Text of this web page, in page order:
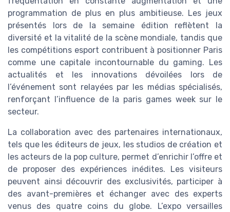
programmation de plus en plus ambitieuse. Les jeux
présentés lors de la semaine édition reflètent la
diversité et la vitalité de la scène mondiale, tandis que
les compétitions esport contribuent à positionner Paris
comme une capitale incontournable du gaming. Les
actualités et les innovations dévoilées lors de
l’événement sont relayées par les médias spécialisés,
renforçant l’influence de la paris games week sur le
secteur.
La collaboration avec des partenaires internationaux,
tels que les éditeurs de jeux, les studios de création et
les acteurs de la pop culture, permet d’enrichir l’offre et
de proposer des expériences inédites. Les visiteurs
peuvent ainsi découvrir des exclusivités, participer à
des avant-premières et échanger avec des experts
venus des quatre coins du globe. L’expo versailles